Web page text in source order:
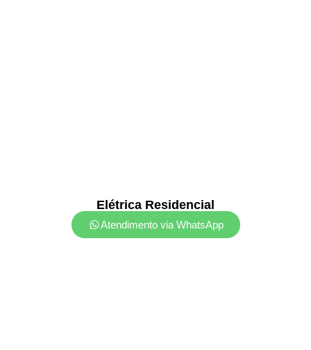
Elétrica Residencial
Atendimento via WhatsApp